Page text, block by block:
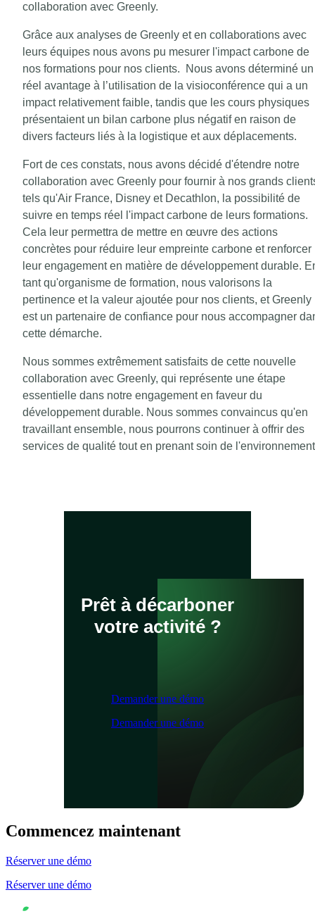
collaboration avec Greenly.
Grâce aux analyses de Greenly et en collaborations avec
leurs équipes nous avons pu mesurer l'impact carbone de
nos formations pour nos clients. Nous avons déterminé un
réel avantage à l’utilisation de la visioconférence qui a un
impact relativement faible, tandis que les cours physiques
présentaient un bilan carbone plus négatif en raison de
divers facteurs liés à la logistique et aux déplacements.
Fort de ces constats, nous avons décidé d'étendre notre
collaboration avec Greenly pour fournir à nos grands
tels qu'Air France, Disney et Decathlon, la possibilité de
suivre en temps réel l'impact carbone de leurs formations.
Cela leur permettra de mettre en œuvre des actions
concrètes pour réduire leur empreinte carbone et renforcer
leur engagement en matière de développement durable.
tant qu'organisme de formation, nous valorisons la
pertinence et la valeur ajoutée pour nos clients, et Greenly
est un partenaire de confiance pour nous accompagner
cette démarche.
Nous sommes extrêmement satisfaits de cette nouvelle
collaboration avec Greenly, qui représente une étape
essentielle dans notre engagement en faveur du
développement durable. Nous sommes convaincus qu'en
travaillant ensemble, nous pourrons continuer à offrir des
services de qualité tout en prenant soin de
Prêt à décarboner
votre activité ?
Demander une démo
Demander une démo
Commencez maintenant
Réserver une démo
Réserver une démo